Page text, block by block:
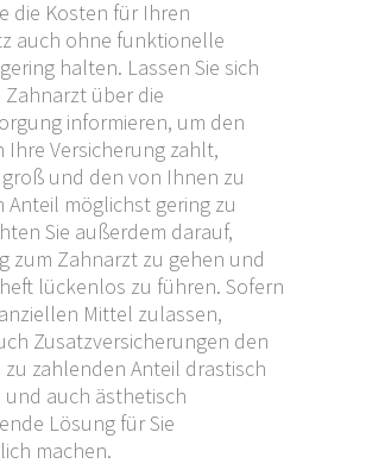
die Kosten für Ihren
auch ohne funktionelle
halten. Lassen Sie sich
über die
informieren, um den
Ihre Versicherung zahlt,
und den von Ihnen zu
Anteil möglichst gering zu
Sie außerdem darauf,
zum Zahnarzt zu gehen und
lückenlos zu führen. Sofern
Mittel zulassen,
Zusatzversicherungen den
zahlenden Anteil drastisch
und auch ästhetisch
Lösung für Sie
machen.